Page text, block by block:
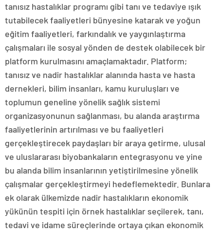
tanısız hastalıklar programı gibi tanı ve tedaviye ışık
tutabilecek faaliyetleri bünyesine katarak ve yoğun
eğitim faaliyetleri, farkındalık ve yaygınlaştırma
çalışmaları ile sosyal yönden de destek olabilecek bir
platform kurulmasını amaçlamaktadır. Platform;
tanısız ve nadir hastalıklar alanında hasta ve hasta
dernekleri, bilim insanları, kamu kuruluşları ve
toplumun geneline yönelik sağlık sistemi
organizasyonunun sağlanması, bu alanda araştırma
faaliyetlerinin artırılması ve bu faaliyetleri
gerçekleştirecek paydaşları bir araya getirme, ulusal
ve uluslararası biyobankaların entegrasyonu ve yine
bu alanda bilim insanlarının yetiştirilmesine yönelik
çalışmalar gerçekleştirmeyi hedeflemektedir. Bunlara
ek olarak ülkemizde nadir hastalıkların ekonomik
yükünün tespiti için örnek hastalıklar seçilerek, tanı,
tedavi ve idame süreçlerinde ortaya çıkan ekonomik